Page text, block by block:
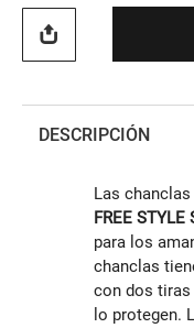
DESCRIPCIÓN
Las
FREE STYLE
para los
chanclas
con dos tiras
lo protegen.